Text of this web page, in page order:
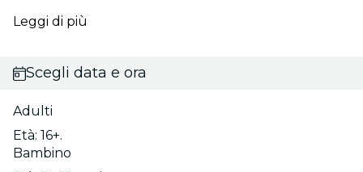
Leggi di più
Scegli data e ora
Adulti
Età: 16+.
Bambino